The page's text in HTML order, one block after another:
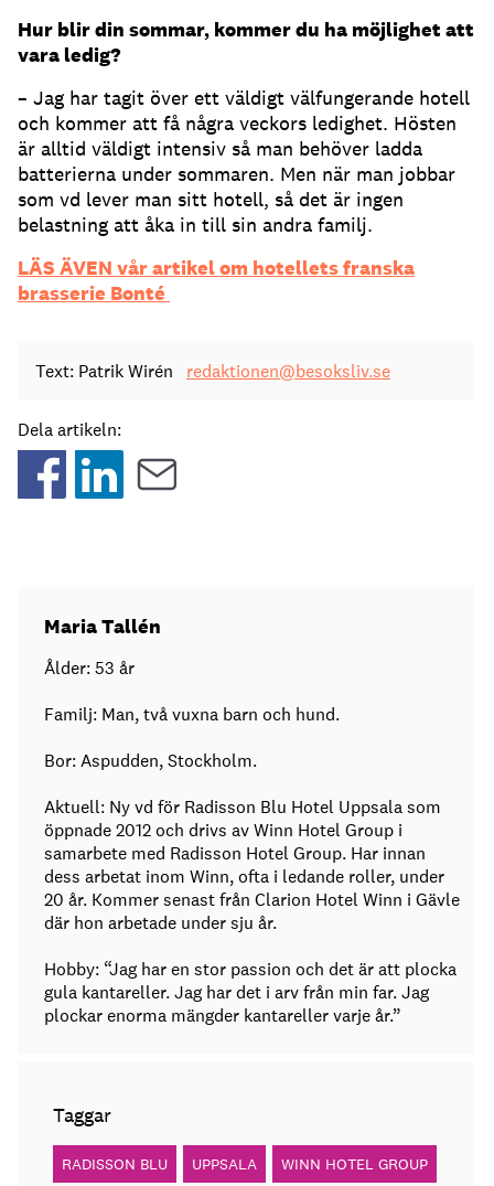
Hur blir din sommar, kommer du ha möjlighet att
vara ledig?
– Jag har tagit över ett väldigt välfungerande hotell
och kommer att få några veckors ledighet. Hösten
är alltid väldigt intensiv så man behöver ladda
batterierna under sommaren. Men när man jobbar
som vd lever man sitt hotell, så det är ingen
belastning att åka in till sin andra familj.
LÄS ÄVEN vår artikel om hotellets franska
brasserie Bonté
Text: Patrik Wirén redaktionen@besoksliv.se
Dela artikeln:
Maria Tallén
Ålder: 53 år
Familj: Man, två vuxna barn och hund.
Bor: Aspudden, Stockholm.
Aktuell: Ny vd för Radisson Blu Hotel Uppsala som
öppnade 2012 och drivs av Winn Hotel Group i
samarbete med Radisson Hotel Group. Har innan
dess arbetat inom Winn, ofta i ledande roller, under
20 år. Kommer senast från Clarion Hotel Winn i Gävle
där hon arbetade under sju år.
Hobby: “Jag har en stor passion och det är att plocka
gula kantareller. Jag har det i arv från min far. Jag
plockar enorma mängder kantareller varje år.”
Taggar
RADISSON BLU UPPSALA WINN HOTEL GROUP